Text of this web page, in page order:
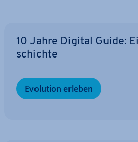
10 Jahre Digital Guide:
schich­te
Evolution erleben